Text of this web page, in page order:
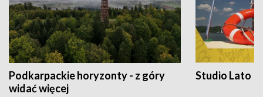
Podkarpackie horyzonty - z góry
widać więcej
Studio Lato